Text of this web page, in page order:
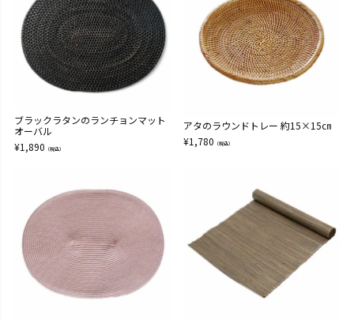
ブラックラタンのランチョンマット
オーバル
¥1,890 （税込）
アタのラウンドトレー 約15×15㎝
¥1,780 （税込）